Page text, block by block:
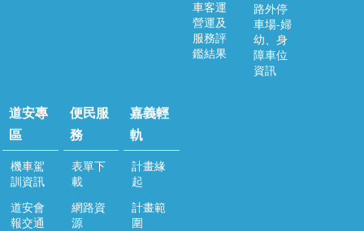
車客運
營運及
服務評
鑑結果
路外停
車場-婦
幼、身
障車位
資訊
道安專
區
機車駕
訓資訊
道安會
報交通
便民服
務
表單下
載
網路資
源
嘉義輕
軌
計畫緣
起
計畫範
圍